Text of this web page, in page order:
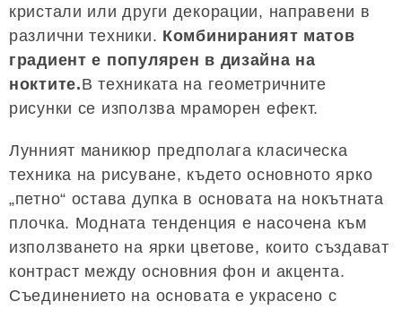
кристали или други декорации, направени в
различни техники. Комбинираният матов
градиент е популярен в дизайна на
ноктите.В техниката на геометричните
рисунки се използва мраморен ефект.
Лунният маникюр предполага класическа
техника на рисуване, където основното ярко
„петно“ остава дупка в основата на нокътната
плочка. Модната тенденция е насочена към
използването на ярки цветове, които създават
контраст между основния фон и акцента.
Съединението на основата е украсено с